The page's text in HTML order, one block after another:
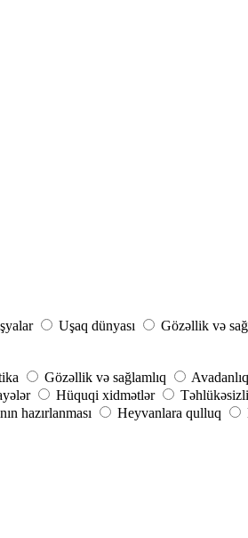
Uşaq dünyası Gözəllik və
Gözəllik və sağlamlıq
Hüquqi xidmətlər
hazırlanması Heyvanlara qulluq